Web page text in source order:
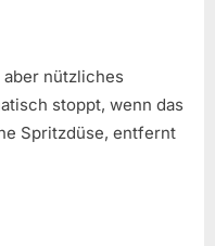
aber nützliches
stoppt, wenn das
Spritzdüse, entfernt